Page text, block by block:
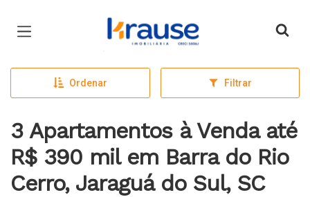
Página inicial
Ordenar Filtrar
3 Apartamentos à Venda até
R$ 390 mil em Barra do Rio
Cerro, Jaraguá do Sul, SC